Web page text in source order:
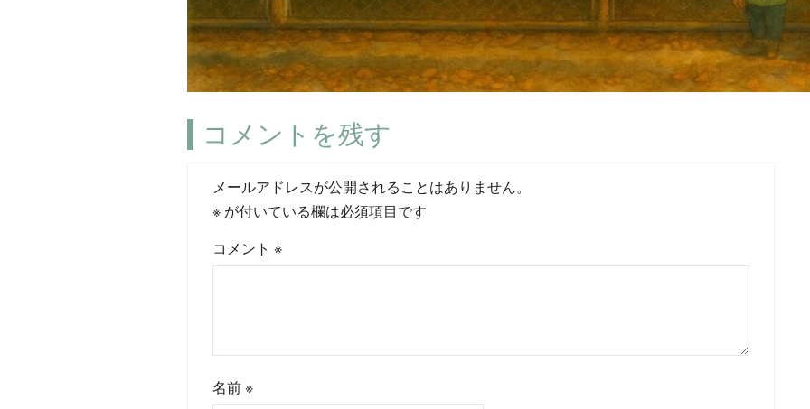
コメントを残す
メールアドレスが公開されることはありません。
※ が付いている欄は必須項目です
コメント※
名前※